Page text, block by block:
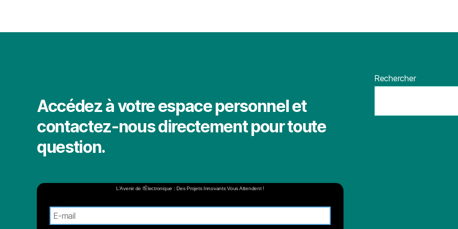
Accédez à votre espace personnel et
contactez-nous directement pour toute
question.
L'Avenir de l'Électronique : Des Projets Innovants Vous Attendent !
Rechercher